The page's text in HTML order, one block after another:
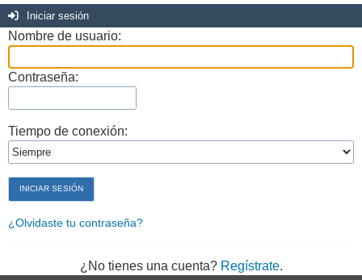
Iniciar sesión
Nombre de usuario:
Contraseña:
Tiempo de conexión:
¿Olvidaste tu contraseña?
¿No tienes una cuenta? Regístrate.